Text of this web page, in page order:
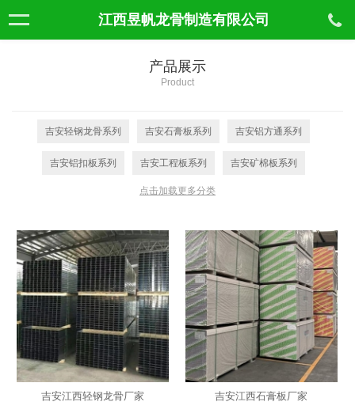
江西昱帆龙骨制造有限公司
产品展示
Product
吉安轻钢龙骨系列 吉安石膏板系列 吉安铝方通系列
吉安铝扣板系列 吉安工程板系列 吉安矿棉板系列
吉安集成吊顶系列
点击加载更多分类
吉安江西轻钢龙骨厂家 吉安江西石膏板厂家